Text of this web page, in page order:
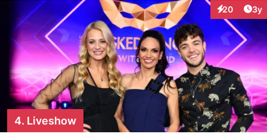
20
Interaktionen
3y
4. Liveshow